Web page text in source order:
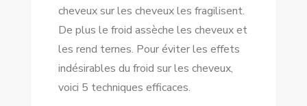
cheveux sur les cheveux les fragilisent.
De plus le froid assèche les cheveux et
les rend ternes. Pour éviter les effets
indésirables du froid sur les cheveux,
voici 5 techniques efficaces.